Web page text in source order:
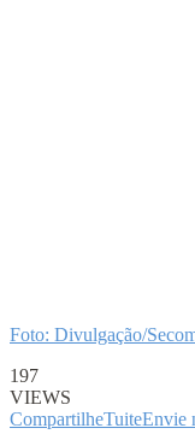
Foto: Divulgação/
197
VIEWS
CompartilheTuiteEnvie